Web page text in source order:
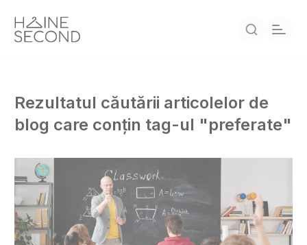
Rezultatul căutării articolelor de
blog care conțin tag-ul "preferate"